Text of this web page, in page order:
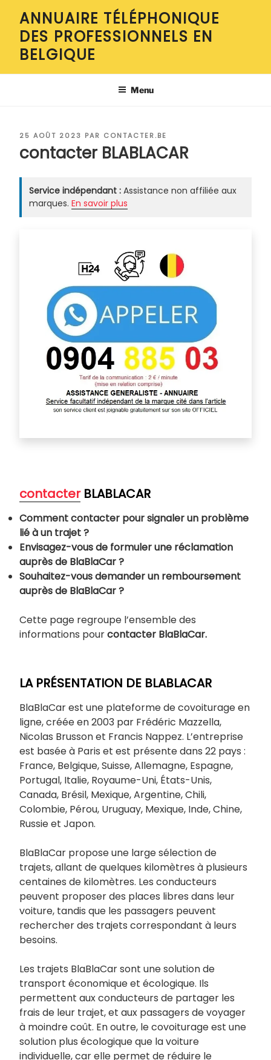
contenu
principal
ANNUAIRE TÉLÉPHONIQUE
DES PROFESSIONNELS EN
BELGIQUE
Menu
PUBLIÉ
25 AOÛT 2023 PAR CONTACTER.BE
contacter BLABLACAR
Service indépendant : Assistance non affiliée aux
marques. En savoir plus
contacterBLABLACAR
Comment contacter pour signalerun problème
lié à un trajet ?
Envisagez-vous de formuler une réclamation
auprès de BlaBlaCar ?
Souhaitez-vous demander un remboursement
auprès de BlaBlaCar ?
Cette page regroupe l’ensemble des
informations pourcontacter BlaBlaCar.
LA PRÉSENTATION DE BLABLACAR
BlaBlaCar est une plateforme de covoiturage en
ligne, créée en 2003 par Frédéric Mazzella,
Nicolas Brusson et Francis Nappez. L’entreprise
est basée à Paris et est présente dans 22 pays :
France, Belgique, Suisse, Allemagne, Espagne,
Portugal, Italie, Royaume-Uni, États-Unis,
Canada, Brésil, Mexique, Argentine, Chili,
Colombie, Pérou, Uruguay, Mexique, Inde, Chine,
Russie et Japon.
BlaBlaCar propose une large sélection de
trajets, allant de quelques kilomètres à plusieurs
centaines de kilomètres. Les conducteurs
peuvent proposer des places libres dans leur
voiture, tandis que les passagers peuvent
rechercher des trajets correspondant à leurs
besoins.
Les trajets BlaBlaCar sont une solution de
transport économique et écologique. Ils
permettent aux conducteurs de partager les
frais de leur trajet, et aux passagers de voyager
à moindre coût. En outre, le covoiturage est une
solution plus écologique que la voiture
individuelle, car elle permet de réduire le